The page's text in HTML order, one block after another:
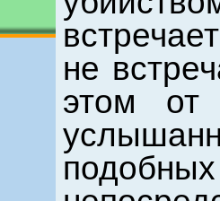
не
этом от